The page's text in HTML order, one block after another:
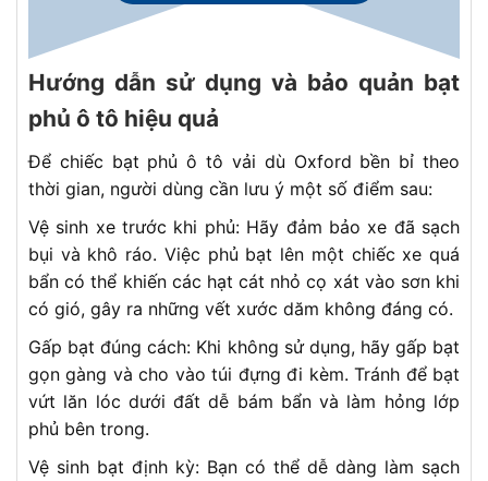
Hướng dẫn sử dụng và bảo quản bạt
phủ ô tô hiệu quả
Để chiếc bạt phủ ô tô vải dù Oxford bền bỉ theo
thời gian, người dùng cần lưu ý một số điểm sau:
Vệ sinh xe trước khi phủ: Hãy đảm bảo xe đã sạch
bụi và khô ráo. Việc phủ bạt lên một chiếc xe quá
bẩn có thể khiến các hạt cát nhỏ cọ xát vào sơn khi
có gió, gây ra những vết xước dăm không đáng có.
Gấp bạt đúng cách: Khi không sử dụng, hãy gấp bạt
gọn gàng và cho vào túi đựng đi kèm. Tránh để bạt
vứt lăn lóc dưới đất dễ bám bẩn và làm hỏng lớp
phủ bên trong.
Vệ sinh bạt định kỳ: Bạn có thể dễ dàng làm sạch